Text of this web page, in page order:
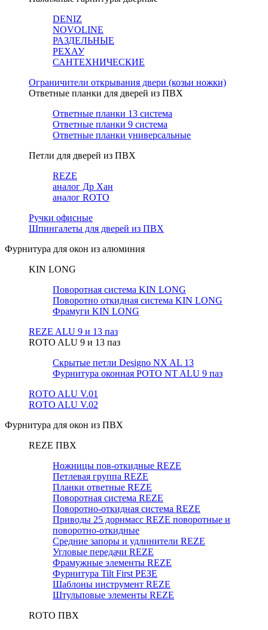
DENIZ
NOVOLINE
РАЗДЕЛЬНЫЕ
РЕХАУ
САНТЕХНИЧЕСКИЕ
Ограничители открывания двери (козьи ножки)
Ответные планки для дверей из ПВХ
Ответные планки 13 система
Ответные планки 9 система
Ответные планки универсальные
Петли для дверей из ПВХ
REZE
аналог Др Хан
аналог ROTO
Ручки офисные
Шпингалеты для дверей из ПВХ
Фурнитура для окон из алюминия
KIN LONG
Поворотная система KIN LONG
Поворотно откидная система KIN LONG
Фрамуги KIN LONG
REZE ALU 9 и 13 паз
ROTO ALU 9 и 13 паз
Скрытые петли Designo NX AL 13
Фурнитура оконная РОТО NT ALU 9 паз
ROTO ALU V.01
ROTO ALU V.02
Фурнитура для окон из ПВХ
REZE ПВХ
Ножницы пов-откидные REZE
Петлевая группа REZE
Планки ответные REZE
Поворотная система REZE
Поворотно-откидная система REZE
Приводы 25 дорнмасс REZE поворотные и
поворотно-откидные
Средние запоры и удлинители REZE
Угловые передачи REZE
Фрамужные элементы REZE
Фурнитура Tilt First РЕЗЕ
Шаблоны инструмент REZE
Штульповые элементы REZE
RОTO ПВХ